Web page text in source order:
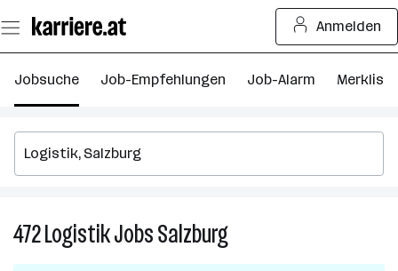
Seiteninhalt
springen
Anmelden
Jobsuche Job-Empfehlungen Job-Alarm Merkliste
472LogistikJobsSalzburg472
Logistik